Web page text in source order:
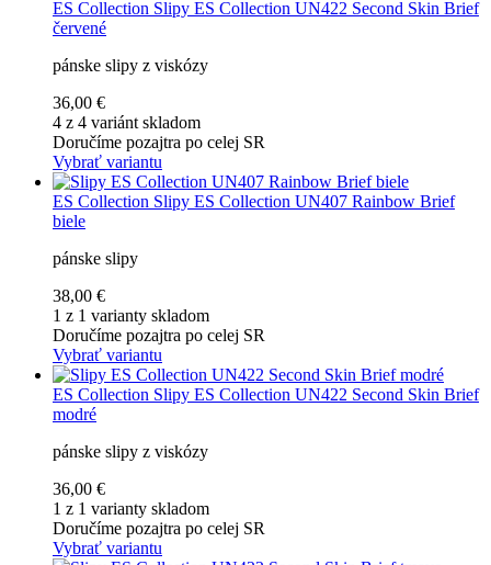
ES Collection Slipy ES Collection UN422 Second Skin Brief
červené
pánske slipy z viskózy
36,00 €
4 z 4 variánt skladom
Doručíme pozajtra po celej SR
Vybrať variantu
ES Collection Slipy ES Collection UN407 Rainbow Brief
biele
pánske slipy
38,00 €
1 z 1 varianty skladom
Doručíme pozajtra po celej SR
Vybrať variantu
ES Collection Slipy ES Collection UN422 Second Skin Brief
modré
pánske slipy z viskózy
36,00 €
1 z 1 varianty skladom
Doručíme pozajtra po celej SR
Vybrať variantu